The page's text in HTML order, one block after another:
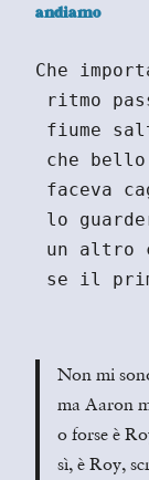
andiamo
Che
ritmo
fiume
che
faceva
lo
un altro
se il
Non mi
ma Aaron
o forse è
sì, è Roy,